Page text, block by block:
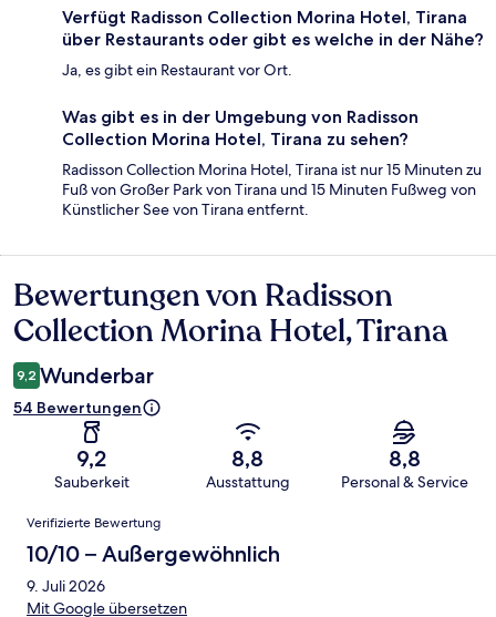
Verfügt Radisson Collection Morina Hotel, Tirana
über Restaurants oder gibt es welche in der Nähe?
Ja, es gibt ein Restaurant vor Ort.
Was gibt es in der Umgebung von Radisson
Collection Morina Hotel, Tirana zu sehen?
Radisson Collection Morina Hotel, Tirana ist nur 15 Minuten zu
Fuß von Großer Park von Tirana und 15 Minuten Fußweg von
Künstlicher See von Tirana entfernt.
Bewertungen
Bewertungen von Radisson
Collection Morina Hotel, Tirana
9,2 Wunderbar
54 Bewertungen
9,2
Sauberkeit
8,8
Ausstattung
8,8
Personal & Service
Bewertungen
Verifizierte Bewertung
10/10 – Außergewöhnlich
9. Juli 2026
Mit Google übersetzen